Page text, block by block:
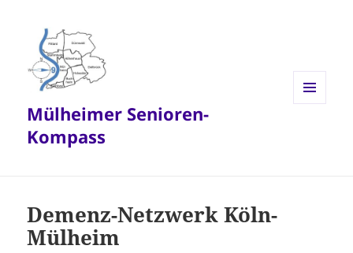
Mülheimer Senioren-
Kompass
Demenz-Netzwerk Köln-
Mülheim